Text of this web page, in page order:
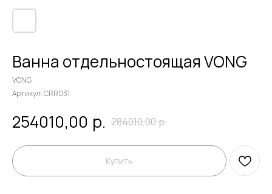
Ванна отдельностоящая VONG
VONG
Артикул:CRR031
254010,00 р. 284010,00р.
Купить